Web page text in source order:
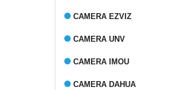
CAMERA EZVIZ
CAMERA UNV
CAMERA IMOU
CAMERA DAHUA